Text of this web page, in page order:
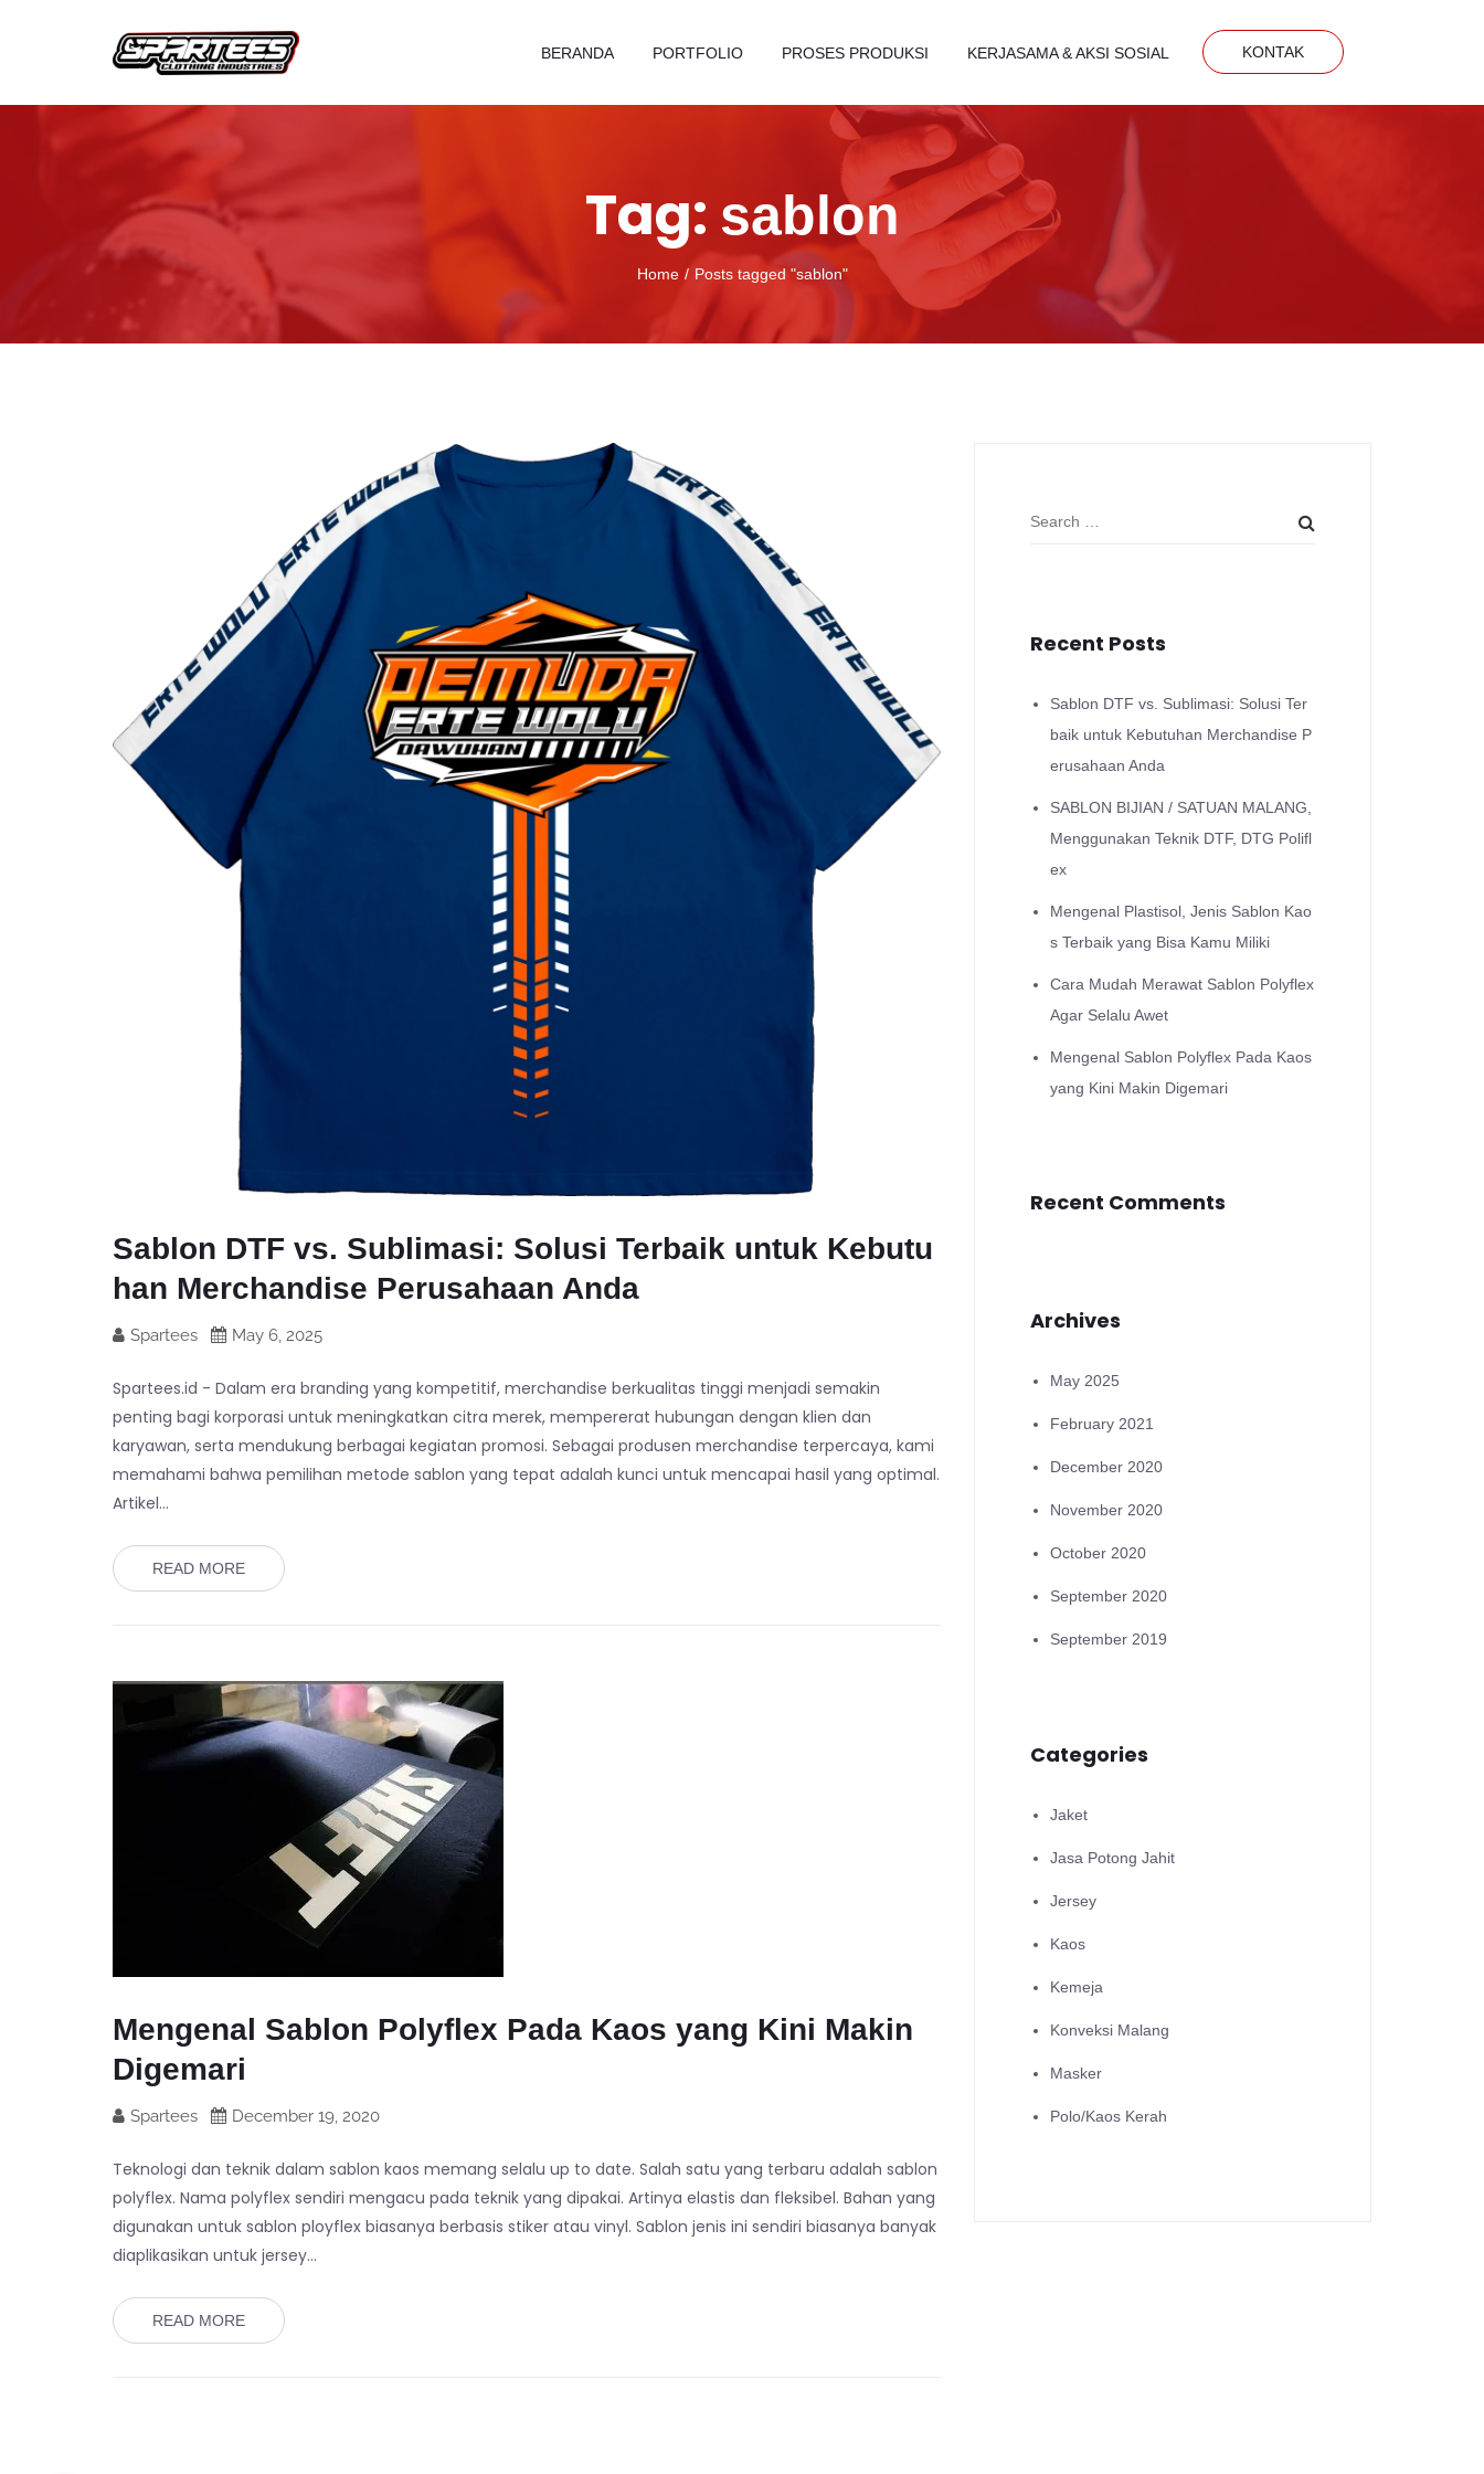
BERANDA PORTFOLIO PROSES PRODUKSI KERJASAMA & AKSI SOSIAL KONTAK
Tag: sablon
Home Posts tagged "sablon"
Sablon DTF vs. Sublimasi: Solusi Terbaik untuk Kebutu
han Merchandise Perusahaan Anda
Spartees May 6, 2025
Spartees.id - Dalam era branding yang kompetitif, merchandise berkualitas tinggi menjadi semakin
penting bagi korporasi untuk meningkatkan citra merek, mempererat hubungan dengan klien dan
karyawan, serta mendukung berbagai kegiatan promosi. Sebagai produsen merchandise terpercaya, kami
memahami bahwa pemilihan metode sablon yang tepat adalah kunci untuk mencapai hasil yang optimal.
Artikel…
READ MORE
Mengenal Sablon Polyflex Pada Kaos yang Kini Makin
Digemari
Spartees December 19, 2020
Teknologi dan teknik dalam sablon kaos memang selalu up to date. Salah satu yang terbaru adalah sablon
polyflex. Nama polyflex sendiri mengacu pada teknik yang dipakai. Artinya elastis dan fleksibel. Bahan yang
digunakan untuk sablon ployflex biasanya berbasis stiker atau vinyl. Sablon jenis ini sendiri biasanya banyak
diaplikasikan untuk jersey…
READ MORE
Recent Posts
Sablon DTF vs. Sublimasi: Solusi Ter
baik untuk Kebutuhan Merchandise P
erusahaan Anda
SABLON BIJIAN / SATUAN MALANG,
Menggunakan Teknik DTF, DTG Polifl
ex
Mengenal Plastisol, Jenis Sablon Kao
s Terbaik yang Bisa Kamu Miliki
Cara Mudah Merawat Sablon Polyflex
Agar Selalu Awet
Mengenal Sablon Polyflex Pada Kaos
yang Kini Makin Digemari
Recent Comments
Archives
May 2025
February 2021
December 2020
November 2020
October 2020
September 2020
September 2019
Categories
Jaket
Jasa Potong Jahit
Jersey
Kaos
Kemeja
Konveksi Malang
Masker
Polo/Kaos Kerah